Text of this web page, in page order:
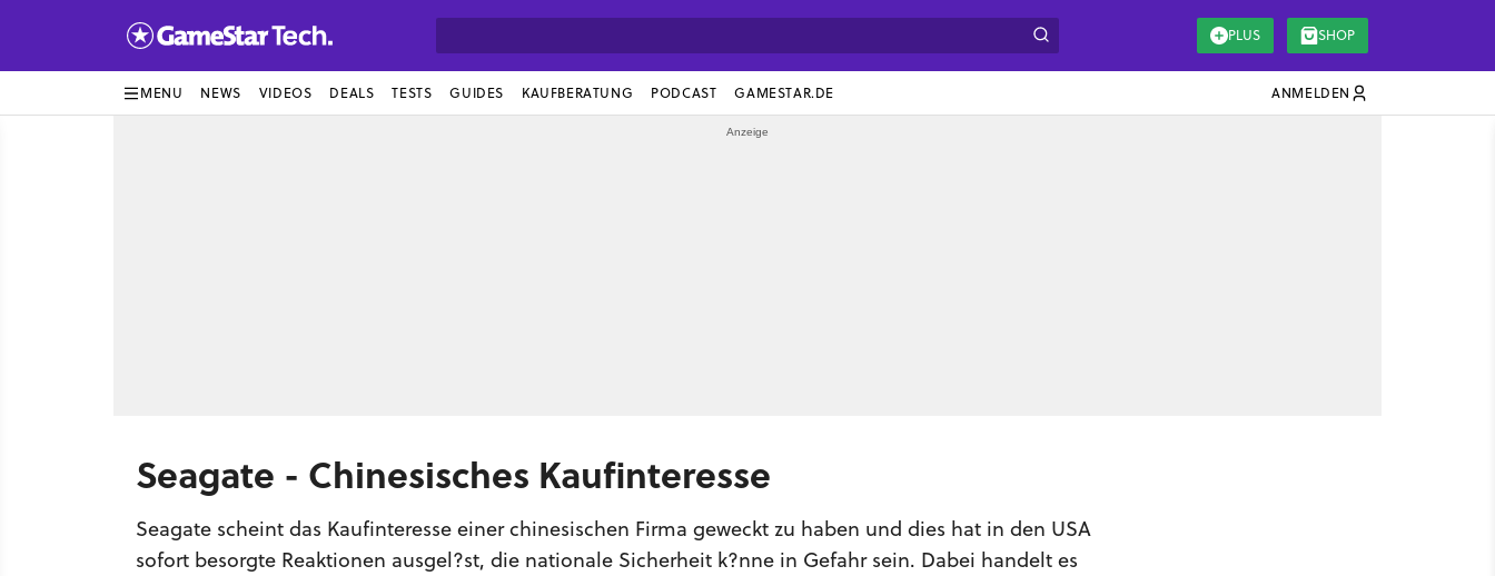
PLUS SHOP
MENU NEWS VIDEOS DEALS TESTS GUIDES KAUFBERATUNG PODCAST GAMESTAR.DE ANMELDEN
Seagate - Chinesisches Kaufinteresse
Seagate scheint das Kaufinteresse einer chinesischen Firma geweckt zu haben und dies hat in den USA
sofort besorgte Reaktionen ausgel?st, die nationale Sicherheit k?nne in Gefahr sein. Dabei handelt es